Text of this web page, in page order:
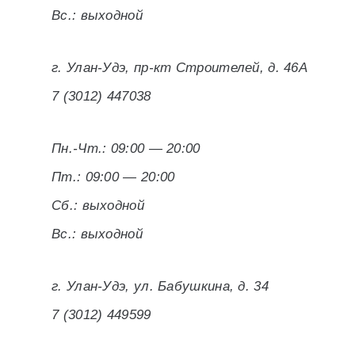
Вс.: выходной
г. Улан-Удэ, пр-кт Строителей, д. 46А
7 (3012) 447038
Пн.-Чт.: 09:00 — 20:00
Пт.: 09:00 — 20:00
Сб.: выходной
Вс.: выходной
г. Улан-Удэ, ул. Бабушкина, д. 34
7 (3012) 449599